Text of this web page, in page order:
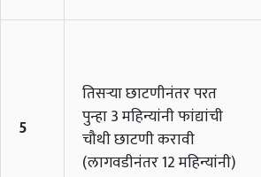
5
तिसर्‍या छाटणीनंतर परत
पुन्हा 3 महिन्यांनी फांद्यांची
चौथी छाटणी करावी
(लागवडीनंतर 12 महिन्यांनी)